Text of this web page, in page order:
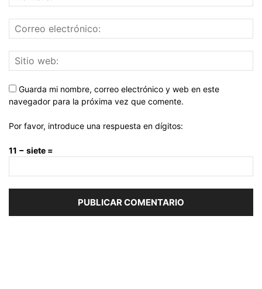
Guarda mi nombre, correo electrónico y web en este
navegador para la próxima vez que comente.
Por favor, introduce una respuesta en dígitos:
11 − siete =